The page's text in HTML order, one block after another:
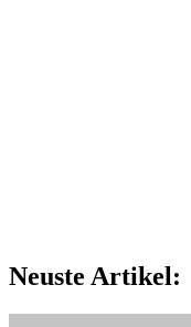
Neuste Artikel: